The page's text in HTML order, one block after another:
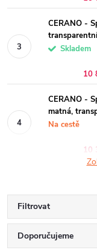
CERANO -
Skladem
10
CERANO -
matná,
Na cestě
10
Filtrovat
ŘDoporučujeme